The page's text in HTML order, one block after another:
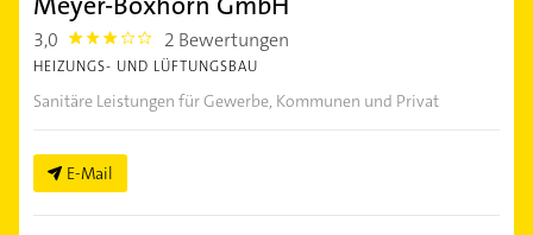
3,0 3.0 2 Bewertungen
HEIZUNGS- UND LÜFTUNGSBAU
Sanitäre Leistungen für Gewerbe, Kommunen und Privat
E-Mail